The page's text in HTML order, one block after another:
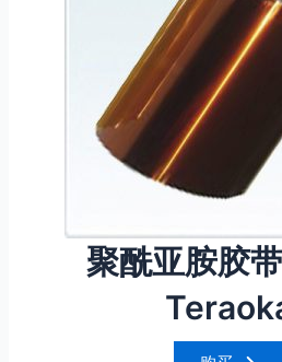
聚酰亚胺胶